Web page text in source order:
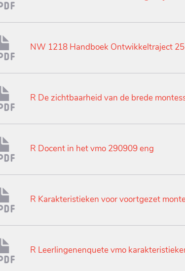
NW 1218 Handboek Ontwikkeltraject
R De zichtbaarheid van de brede
R Docent in het vmo 290909 eng
R Karakteristieken voor voortgezet
R Leerlingenenquete vmo